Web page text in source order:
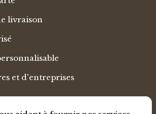
livraison
et d'entreprises